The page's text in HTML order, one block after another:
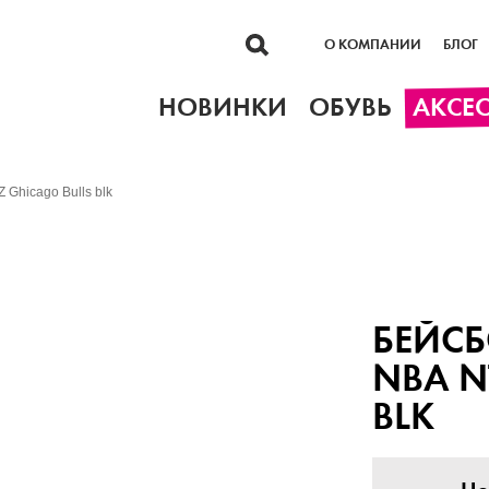
О КОМПАНИИ БЛОГ
НОВИНКИ ОБУВЬ
Ghicago Bulls blk
NBA
BLK